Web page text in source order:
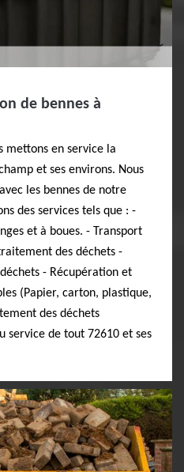
de bennes à
mettons en service la
et ses environs. Nous
les bennes de notre
des services tels que : -
et à boues. - Transport
des déchets -
- Récupération et
(Papier, carton, plastique,
des déchets
service de tout 72610 et ses